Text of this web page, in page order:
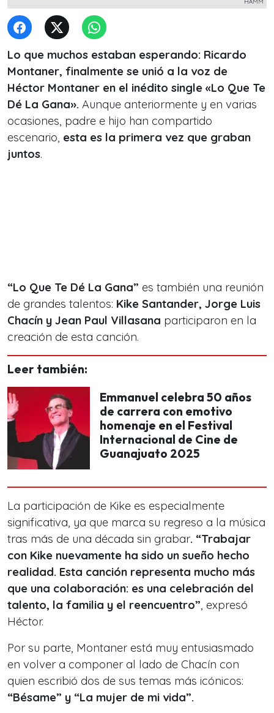
Lo que muchos estaban esperando: Ricardo
Montaner, finalmente se unió a la voz de
Héctor Montaner en el inédito single «Lo Que Te
Dé La Gana». Aunque anteriormente y en varias
ocasiones, padre e hijo han compartido
escenario, esta es la primera vez que graban
juntos.
“Lo Que Te Dé La Gana” es también una reunión
de grandes talentos: Kike Santander, Jorge Luis
Chacín y Jean Paul Villasana participaron en la
creación de esta canción.
Leer también:
Emmanuel celebra 50 años
de carrera con emotivo
homenaje en el Festival
Internacional de Cine de
Guanajuato 2025
La participación de Kike es especialmente
significativa, ya que marca su regreso a la música
tras más de una década sin grabar. “Trabajar
con Kike nuevamente ha sido un sueño hecho
realidad. Esta canción representa mucho más
que una colaboración: es una celebración del
talento, la familia y el reencuentro”, expresó
Héctor.
Por su parte, Montaner está muy entusiasmado
en volver a componer al lado de Chacín con
quien escribió dos de sus temas más icónicos:
“Bésame” y “La mujer de mi vida”.